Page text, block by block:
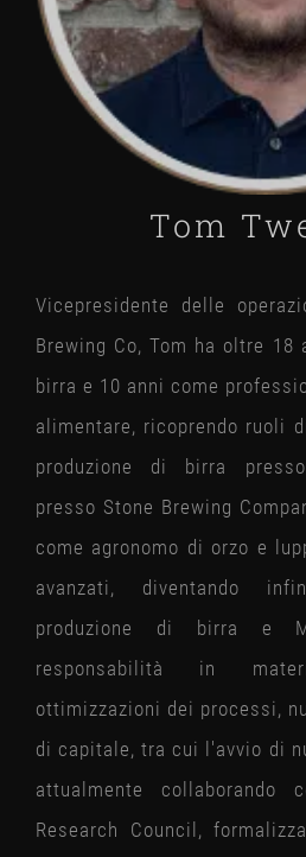
Tom
Vicepresidente delle
Brewing Co, Tom ha oltre
birra e 10 anni come
alimentare, ricoprendo ruoli
produzione di birra
presso Stone Brewing
come agronomo di orzo e
avanzati, diventando
produzione di birra e
responsabilità in
ottimizzazioni dei processi,
di capitale, tra cui l'avvio di
attualmente collaborando
Research Council,